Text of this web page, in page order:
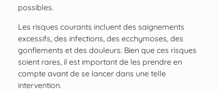
possibles.
Les risques courants incluent des saignements
excessifs, des infections, des ecchymoses, des
gonflements et des douleurs. Bien que ces risques
soient rares, il est important de les prendre en
compte avant de se lancer dans une telle
intervention.